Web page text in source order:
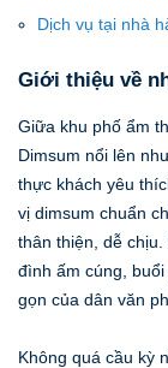
Dịch vụ tại nhà
Giới thiệu về
Giữa khu phố ẩm
Dimsum nổi lên
thực khách yêu
vị dimsum chuẩn
thân thiện, dễ
đình ấm cúng,
gọn của dân văn
Không quá cầu kỳ